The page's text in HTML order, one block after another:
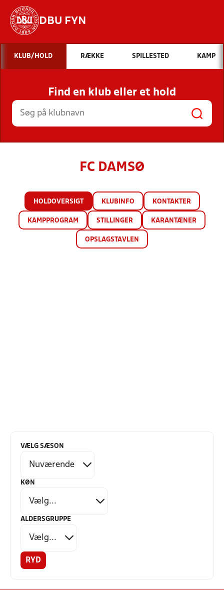
DBU FYN
Hvad vil du søge efter?
INDHOLD OG NYHEDER
STILLINGER, RESULTATER, KLUBBER OG
HOLD
KLUB/HOLD RÆKKE SPILLESTED KAMP
Find en klub eller et hold
FC DAMSØ
HOLDOVERSIGT KLUBINFO KONTAKTER
KAMPPROGRAM STILLINGER KARANTÆNER
OPSLAGSTAVLEN
VÆLG SÆSON
KØN
ALDERSGRUPPE
RYD